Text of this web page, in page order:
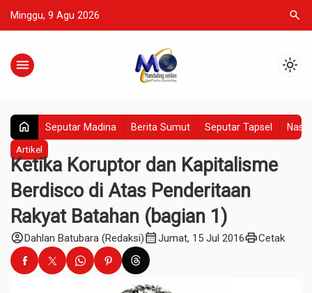
Minggu, 9 Agu 2026 search
menu light_mode
home Seputar Madina Berita Sumut Seputar Tapsel
Artikel
Ketika Koruptor dan Kapitalisme
Berdisco di Atas Penderitaan
Rakyat Batahan (bagian 1)
account_circleDahlan Batubara (Redaksi)calendar_monthJumat, 15 Jul 2016printCetak